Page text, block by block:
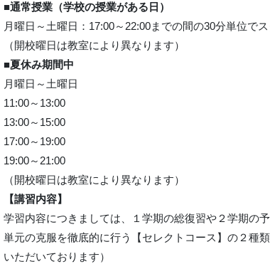
■通常授業（学校の授業がある日）
月曜日～土曜日：17:00～22:00までの間の30分単位で
（開校曜日は教室により異なります）
■夏休み期間中
月曜日～土曜日
11:00～13:00
13:00～15:00
17:00～19:00
19:00～21:00
（開校曜日は教室により異なります）
【講習内容】
学習内容につきましては、１学期の総復習や２学期の
単元の克服を徹底的に行う【セレクトコース】の２種
いただいております）